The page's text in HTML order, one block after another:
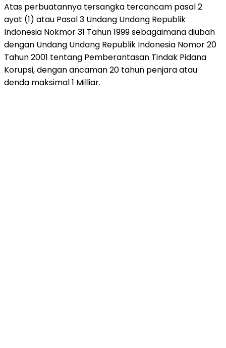
Atas perbuatannya tersangka tercancam pasal 2
ayat (1) atau Pasal 3 Undang Undang Republik
Indonesia Nokmor 31 Tahun 1999 sebagaimana diubah
dengan Undang Undang Republik Indonesia Nomor 20
Tahun 2001 tentang Pemberantasan Tindak Pidana
Korupsi, dengan ancaman 20 tahun penjara atau
denda maksimal 1 Milliar.